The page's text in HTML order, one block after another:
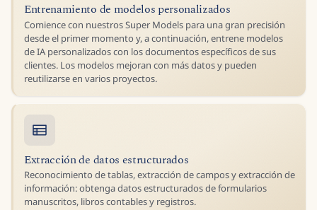
Entrenamiento de modelos personalizados
Comience con nuestros Super Models para una gran precisión
desde el primer momento y, a continuación, entrene modelos
de IA personalizados con los documentos específicos de sus
clientes. Los modelos mejoran con más datos y pueden
reutilizarse en varios proyectos.
Extracción de datos estructurados
Reconocimiento de tablas, extracción de campos y extracción de
información: obtenga datos estructurados de formularios
manuscritos, libros contables y registros.